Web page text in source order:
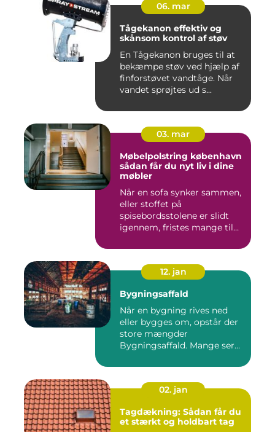
06. mar
Tågekanon effektiv og
skånsom kontrol af støv
En Tågekanon bruges til at
bekæmpe støv ved hjælp af
finforstøvet vandtåge. Når
vandet sprøjtes ud s...
03. mar
Møbelpolstring københavn
sådan får du nyt liv i dine
møbler
Når en sofa synker sammen,
eller stoffet på
spisebordsstolene er slidt
igennem, fristes mange til
12. jan
Bygningsaffald
Når en bygning rives ned
eller bygges om, opstår der
store mængder
Bygningsaffald. Mange ser
02. jan
Tagdækning: Sådan får du
et stærkt og holdbart tag